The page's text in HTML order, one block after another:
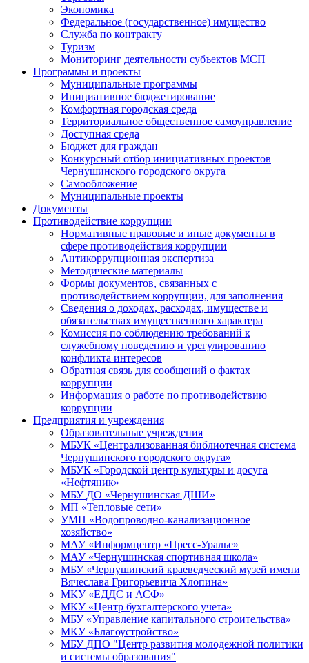
Экономика
Федеральное (государственное) имущество
Служба по контракту
Туризм
Мониторинг деятельности субъектов МСП
Программы и проекты
Муниципальные программы
Инициативное бюджетирование
Комфортная городская среда
Территориальное общественное самоуправление
Доступная среда
Бюджет для граждан
Конкурсный отбор инициативных проектов
Чернушинского городского округа
Самообложение
Муниципальные проекты
Документы
Противодействие коррупции
Нормативные правовые и иные документы в
сфере противодействия коррупции
Антикоррупционная экспертиза
Методические материалы
Формы документов, связанных с
противодействием коррупции, для заполнения
Сведения о доходах, расходах, имуществе и
обязательствах имущественного характера
Комиссия по соблюдению требований к
служебному поведению и урегулированию
конфликта интересов
Обратная связь для сообщений о фактах
коррупции
Информация о работе по противодействию
коррупции
Предприятия и учреждения
Образовательные учреждения
МБУК «Централизованная библиотечная система
Чернушинского городского округа»
МБУК «Городской центр культуры и досуга
«Нефтяник»
МБУ ДО «Чернушинская ДШИ»
МП «Тепловые сети»
УМП «Водопроводно-канализационное
хозяйство»
МАУ «Информцентр «Пресс-Уралье»
МАУ «Чернушинская спортивная школа»
МБУ «Чернушинский краеведческий музей имени
Вячеслава Григорьевича Хлопина»
МКУ «ЕДДС и АСФ»
МКУ «Центр бухгалтерского учета»
МБУ «Управление капитального строительства»
МКУ «Благоустройство»
МБУ ДПО "Центр развития молодежной политики
и системы образования"